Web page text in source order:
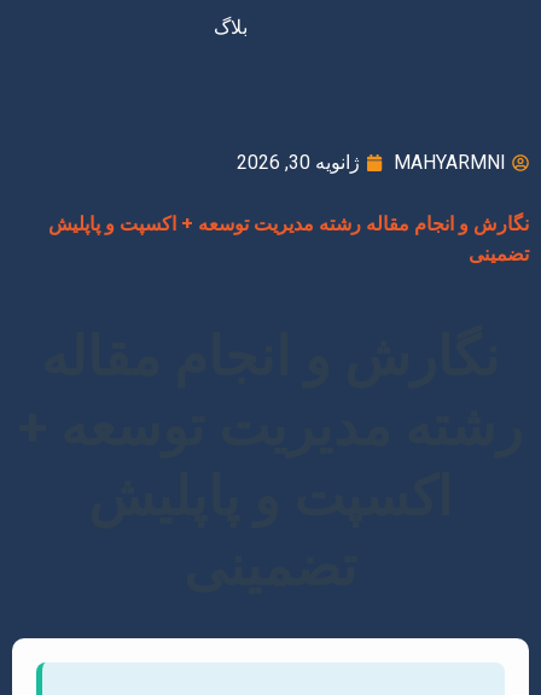
بلاگ
MAHYARMNI ژانویه 30, 2026
نگارش و انجام مقاله رشته مدیریت توسعه + اکسپت و پاپلیش
تضمینی